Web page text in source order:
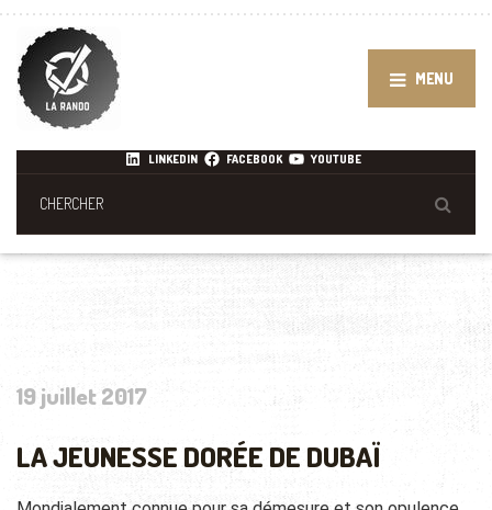
MENU
LINKEDIN FACEBOOK YOUTUBE
19 juillet 2017
LA JEUNESSE DORÉE DE DUBAÏ